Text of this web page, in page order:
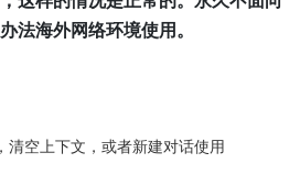
法海外网络环境使用。
清空上下文，或者新建对话使用